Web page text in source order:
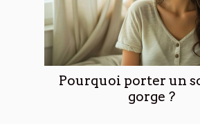
Pourquoi porter un
gorge ?